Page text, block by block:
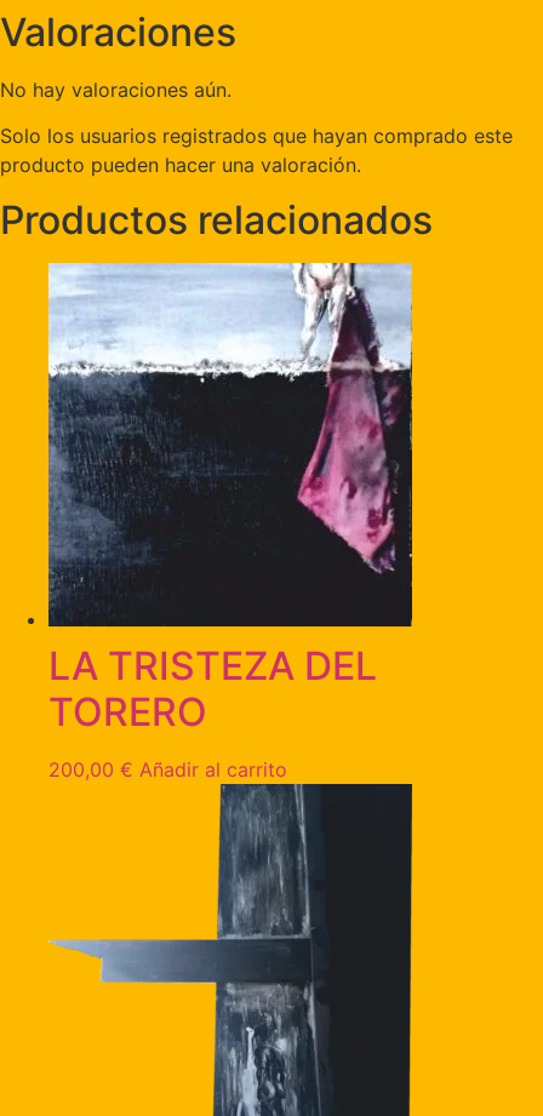
Valoraciones
No hay valoraciones aún.
Solo los usuarios registrados que hayan comprado este
producto pueden hacer una valoración.
Productos relacionados
LA TRISTEZA DEL
TORERO
200,00 € Añadir al carrito